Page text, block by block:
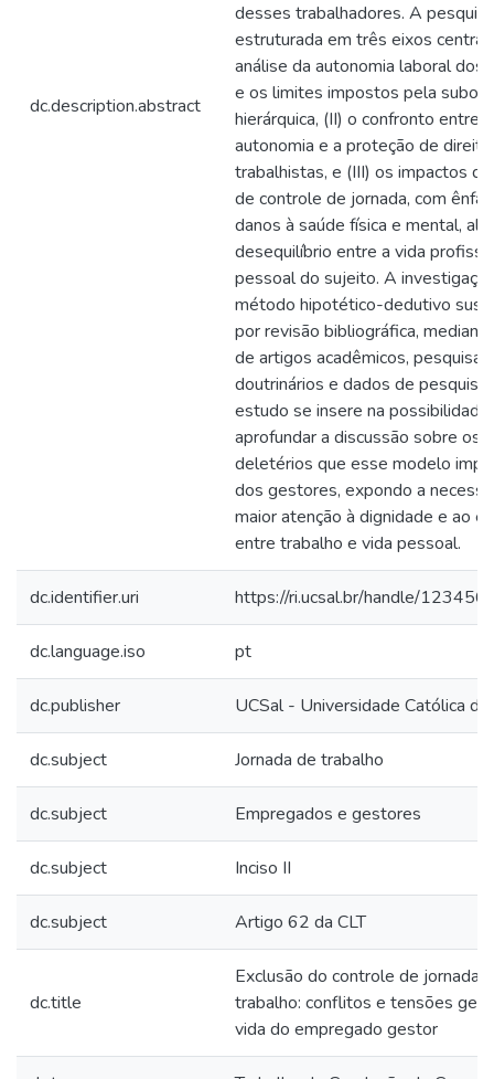
dc.description.abstract
desses trabalhadores. A
estruturada em três eixos
análise da autonomia laboral dos
e os limites impostos pela
hierárquica, (II) o confronto entre a
autonomia e a proteção de
trabalhistas, e (III) os impactos da
de controle de jornada, com
danos à saúde física e mental,
desequilíbrio entre a vida
pessoal do sujeito. A
método hipotético-dedutivo
por revisão bibliográfica,
de artigos acadêmicos,
doutrinários e dados de
estudo se insere na
aprofundar a discussão sobre os
deletérios que esse modelo
dos gestores, expondo a
maior atenção à dignidade e ao
entre trabalho e vida pessoal.
dc.identifier.uri https://ri.ucsal.br/handle/
dc.language.iso pt
dc.publisher UCSal - Universidade Católica
dc.subject Jornada de trabalho
dc.subject Empregados e gestores
dc.subject Inciso II
dc.subject Artigo 62 da CLT
dc.title
Exclusão do controle de jornada
trabalho: conflitos e tensões
vida do empregado gestor